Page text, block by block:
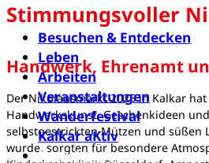
Besuchen & Entdecken
Leben
Arbeiten
Veranstaltungen
Wanderfestival
Kalkar aKtiv
Newsletter
Stimmungsvoller
Handwerk, Ehrenamt
Der Nikolausmarkt 2025 in Kalkar
Handwerkskunst, Geschenkideen
selbstgestrickten Mützen und süßen
wurde, sorgten für besondere